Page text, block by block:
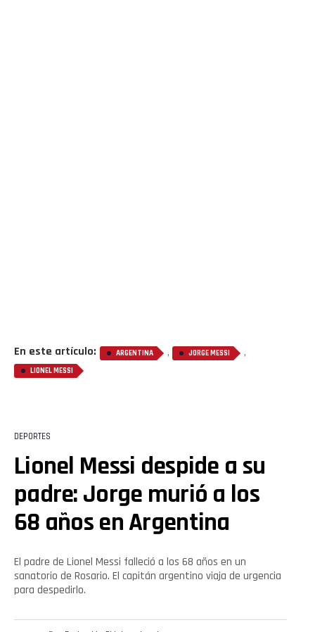
En este artículo: ARGENTINA , JORGE MESSI ,
LIONEL MESSI
DEPORTES
Lionel Messi despide a su
padre: Jorge murió a los
68 años en Argentina
El padre de Lionel Messi falleció a los 68 años en un
sanatorio de Rosario. El capitán argentino viaja de urgencia
para despedirlo.